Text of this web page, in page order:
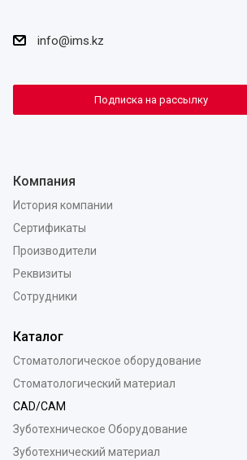
info@ims.kz
Подписка на рассылку
Компания
История компании
Сертификаты
Производители
Реквизиты
Сотрудники
Каталог
Стоматологическое оборудование
Стоматологический материал
CAD/CAM
Зуботехническое Оборудование
Зуботехнический материал